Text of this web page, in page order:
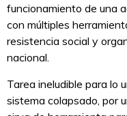
funcionamiento de una
con múltiples
resistencia social y
nacional.
Tarea ineludible para lo
sistema colapsado, por